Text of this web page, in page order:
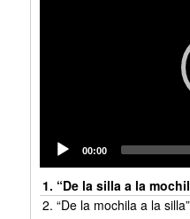
00:00
1. “De la silla a la
2.“De la mochila a la silla”